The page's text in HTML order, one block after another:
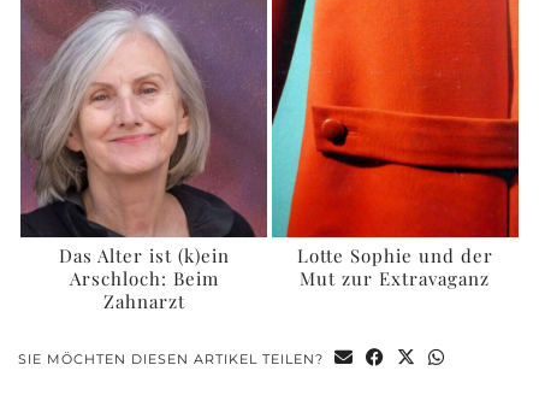
Das Alter ist (k)ein
Arschloch: Beim
Zahnarzt
Lotte Sophie und der
Mut zur Extravaganz
SIE MÖCHTEN DIESEN ARTIKEL TEILEN?